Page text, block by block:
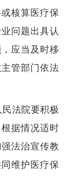
核算医疗保
问题出具认
应当及时移
管部门依法
法院要积极
据情况适时
法治宣传教
维护医疗保